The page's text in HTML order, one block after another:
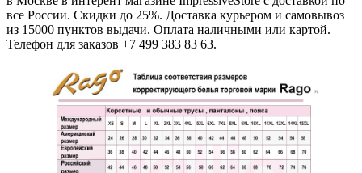
все России. Скидки до 25%. Доставка курьером и самовывоз
из 15000 пунктов выдачи. Оплата наличными или картой.
Телефон для заказов +7 499 383 83 63.